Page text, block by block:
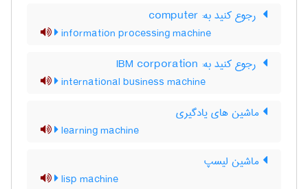
information processing machine
international business machine
ماشین های یادگیری
learning machine
ماشین لیسپ
lisp machine